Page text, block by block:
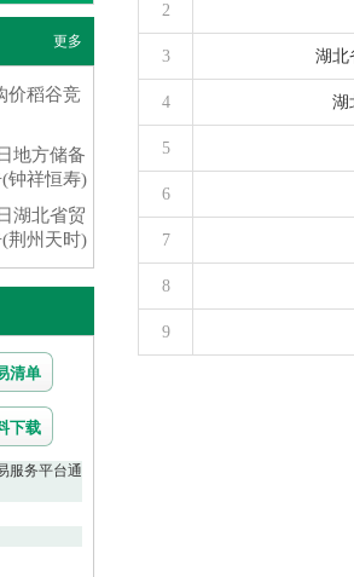
更多
价稻谷竞
地方储备
钟祥恒寿)
湖北省贸
荆州天时)
清单
下载
服务平台通
2
3 湖北
4 湖
5
6
7
8
9